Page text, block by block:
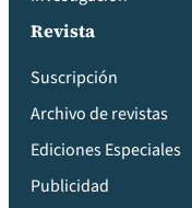
Revista
Suscripción
Archivo de revistas
Ediciones Especiales
Publicidad